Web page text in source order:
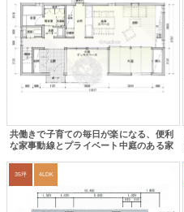
共働きで子育ての毎日が楽になる、便利
な家事動線とプライベート中庭のある家
35坪 4LDK